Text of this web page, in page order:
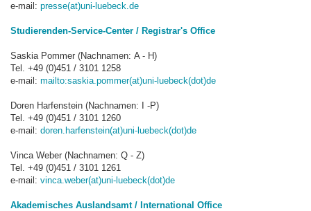
e-mail: presse(at)uni-luebeck.de
Studierenden-Service-Center / Registrar's Office
Saskia Pommer (Nachnamen: A - H)
Tel. +49 (0)451 / 3101 1258
e-mail: mailto:saskia.pommer(at)uni-luebeck(dot)de
Doren Harfenstein (Nachnamen: I -P)
Tel. +49 (0)451 / 3101 1260
e-mail: doren.harfenstein(at)uni-luebeck(dot)de
Vinca Weber (Nachnamen: Q - Z)
Tel. +49 (0)451 / 3101 1261
e-mail: vinca.weber(at)uni-luebeck(dot)de
Akademisches Auslandsamt / International Office